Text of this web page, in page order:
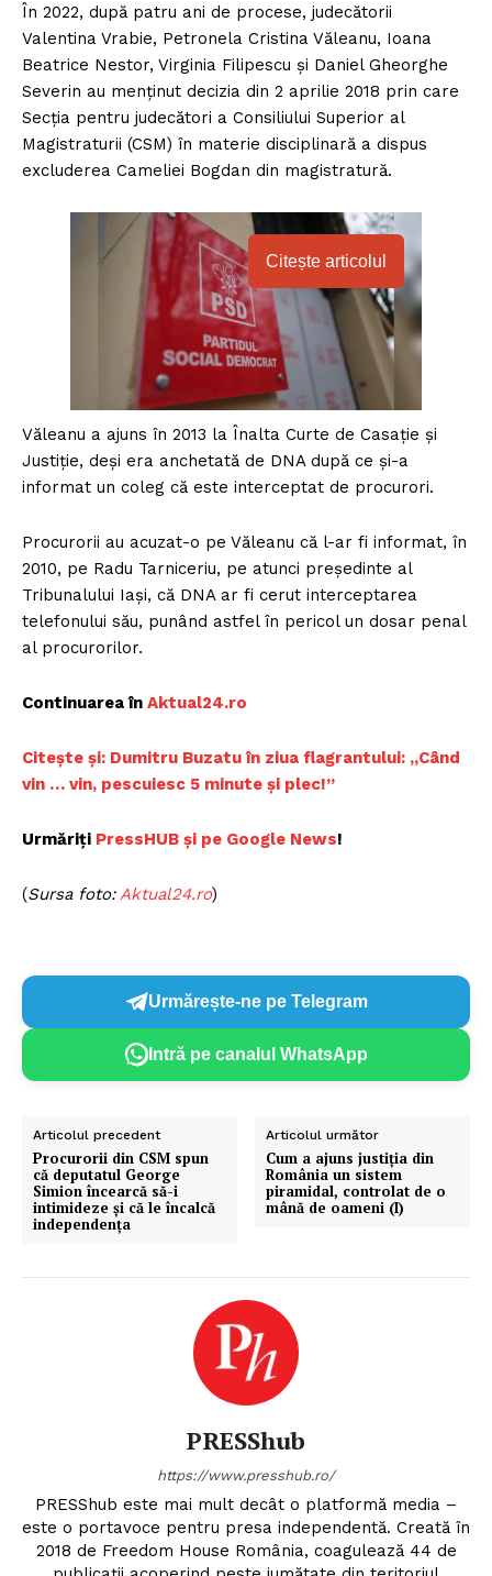
În 2022, după patru ani de procese, judecătorii
Valentina Vrabie, Petronela Cristina Văleanu, Ioana
Beatrice Nestor, Virginia Filipescu și Daniel Gheorghe
Severin au menținut decizia din 2 aprilie 2018 prin care
Secția pentru judecători a Consiliului Superior al
Magistraturii (CSM) în materie disciplinară a dispus
excluderea Cameliei Bogdan din magistratură.
Citește articolul
Văleanu a ajuns în 2013 la Înalta Curte de Casație și
Justiție, deși era anchetată de DNA după ce și-a
informat un coleg că este interceptat de procurori.
Procurorii au acuzat-o pe Văleanu că l-ar fi informat, în
2010, pe Radu Tarniceriu, pe atunci președinte al
Tribunalului Iași, că DNA ar fi cerut interceptarea
telefonului său, punând astfel în pericol un dosar penal
al procurorilor.
Continuarea în Aktual24.ro
Citește și: Dumitru Buzatu în ziua flagrantului: „Când
vin … vin, pescuiesc 5 minute și plec!”
Urmăriți PressHUB și pe Google News!
(Sursa foto:Aktual24.ro)
Urmărește-ne pe Telegram
Intră pe canalul WhatsApp
Articolul precedent
Procurorii din CSM spun
că deputatul George
Simion încearcă să-i
intimideze și că le încalcă
independența
Articolul următor
Cum a ajuns justiția din
România un sistem
piramidal, controlat de o
mână de oameni (I)
PRESShub
https://www.presshub.ro/
PRESShub este mai mult decât o platformă media –
este o portavoce pentru presa independentă. Creată în
2018 de Freedom House România, coagulează 44 de